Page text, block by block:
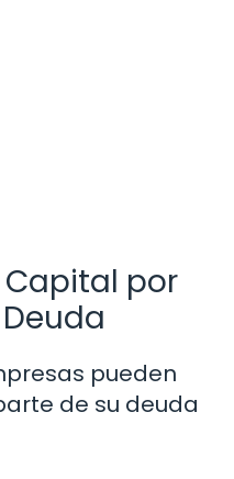
por
pueden
de su deuda